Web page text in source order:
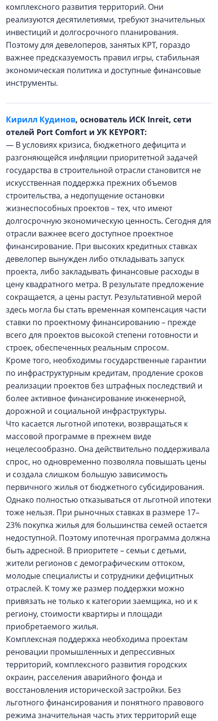
комплексного развития территорий. Они
реализуются десятилетиями, требуют значительных
инвестиций и долгосрочного планирования.
Поэтому для девелоперов, занятых КРТ, гораздо
важнее предсказуемость правил игры, стабильная
экономическая политика и доступные финансовые
инструменты.
Кирилл Кудинов, основатель ИСК Inreit, сети
отелей Port Comfort и УК KEYPORT:
— В условиях кризиса, бюджетного дефицита и
разгоняющейся инфляции приоритетной задачей
государства в строительной отрасли становится не
искусственная поддержка прежних объемов
строительства, а недопущение остановки
жизнеспособных проектов – тех, что имеют
долгосрочную экономическую ценность. Сегодня для
отрасли важнее всего доступное проектное
финансирование. При высоких кредитных ставках
девелопер вынужден либо откладывать запуск
проекта, либо закладывать финансовые расходы в
цену квадратного метра. В результате предложение
сокращается, а цены растут. Результативной мерой
здесь могла бы стать временная компенсация части
ставки по проектному финансированию – прежде
всего для проектов высокой степени готовности и
строек, обеспеченных реальным спросом.
Кроме того, необходимы государственные гарантии
по инфраструктурным кредитам, продление сроков
реализации проектов без штрафных последствий и
более активное финансирование инженерной,
дорожной и социальной инфраструктуры.
Что касается льготной ипотеки, возвращаться к
массовой программе в прежнем виде
нецелесообразно. Она действительно поддерживала
спрос, но одновременно позволяла повышать цены
и создала слишком большую зависимость
первичного жилья от бюджетного субсидирования.
Однако полностью отказываться от льготной ипотеки
тоже нельзя. При рыночных ставках в размере 17–
23% покупка жилья для большинства семей остается
недоступной. Поэтому ипотечная программа должна
быть адресной. В приоритете – семьи с детьми,
жители регионов с демографическим оттоком,
молодые специалисты и сотрудники дефицитных
отраслей. К тому же размер поддержки можно
привязать не только к категории заемщика, но и к
региону, стоимости квартиры и площади
приобретаемого жилья.
Комплексная поддержка необходима проектам
реновации промышленных и депрессивных
территорий, комплексного развития городских
окраин, расселения аварийного фонда и
восстановления исторической застройки. Без
льготного финансирования и понятного правового
режима значительная часть этих территорий еще